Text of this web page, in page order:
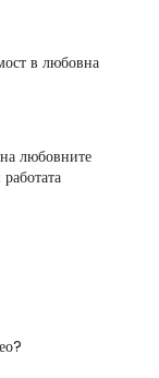
в любовна
любовните